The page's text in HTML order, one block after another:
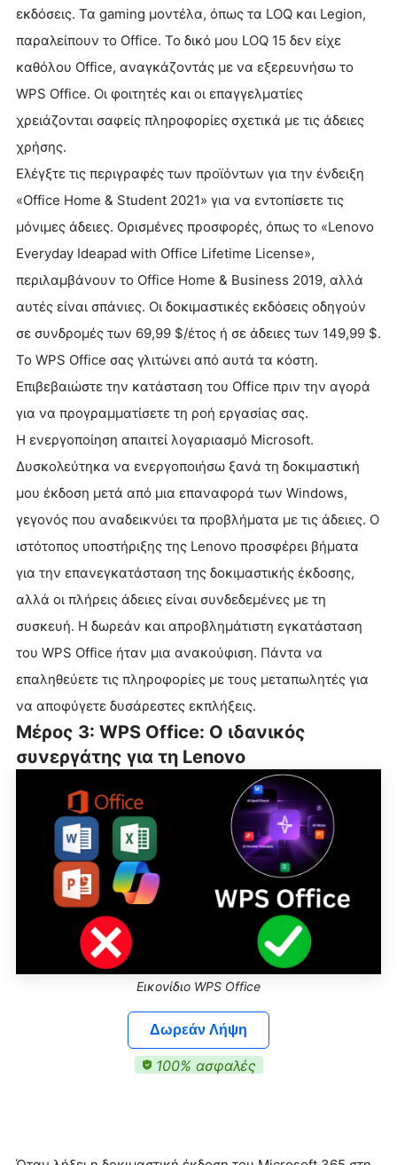
εκδόσεις. Τα gaming μοντέλα, όπως τα LOQ και Legion,
παραλείπουν το Office. Το δικό μου LOQ 15 δεν είχε
καθόλου Office, αναγκάζοντάς με να εξερευνήσω το
WPS Office. Οι φοιτητές και οι επαγγελματίες
χρειάζονται σαφείς πληροφορίες σχετικά με τις άδειες
χρήσης.
Ελέγξτε τις περιγραφές των προϊόντων για την ένδειξη
«Office Home & Student 2021» για να εντοπίσετε τις
μόνιμες άδειες. Ορισμένες προσφορές, όπως το «Lenovo
Everyday Ideapad with Office Lifetime License»,
περιλαμβάνουν το Office Home & Business 2019, αλλά
αυτές είναι σπάνιες. Οι δοκιμαστικές εκδόσεις οδηγούν
σε συνδρομές των 69,99 $/έτος ή σε άδειες των 149,99 $.
Το WPS Office σας γλιτώνει από αυτά τα κόστη.
Επιβεβαιώστε την κατάσταση του Office πριν την αγορά
για να προγραμματίσετε τη ροή εργασίας σας.
Η ενεργοποίηση απαιτεί λογαριασμό Microsoft.
Δυσκολεύτηκα να ενεργοποιήσω ξανά τη δοκιμαστική
μου έκδοση μετά από μια επαναφορά των Windows,
γεγονός που αναδεικνύει τα προβλήματα με τις άδειες. Ο
ιστότοπος υποστήριξης της Lenovo προσφέρει βήματα
για την επανεγκατάσταση της δοκιμαστικής έκδοσης,
αλλά οι πλήρεις άδειες είναι συνδεδεμένες με τη
συσκευή. Η δωρεάν και απροβλημάτιστη εγκατάσταση
του WPS Office ήταν μια ανακούφιση. Πάντα να
επαληθεύετε τις πληροφορίες με τους μεταπωλητές για
να αποφύγετε δυσάρεστες εκπλήξεις.
Μέρος 3: WPS Office: Ο ιδανικός
συνεργάτης για τη Lenovo
Εικονίδιο WPS Office
Δωρεάν Λήψη
100% ασφαλές